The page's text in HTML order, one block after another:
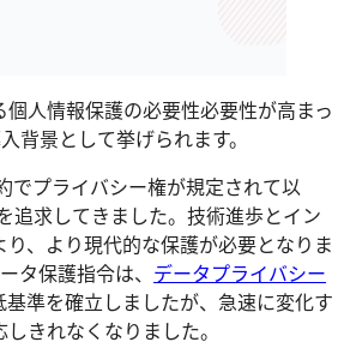
人情報保護の必要性必要性が高まっ
背景として挙げられます。
でプライバシー権が規定されて以
追求してきました。技術進歩とイン
、より現代的な保護が必要となりま
タ保護指令は、 データプライバシー
基準を確立しましたが、急速に変化す
きれなくなりました。